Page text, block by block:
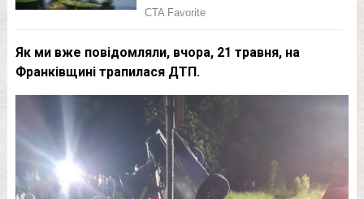
Як ми вже повідомляли, вчора, 21 травня, на
Франківщині трапилася ДТП.